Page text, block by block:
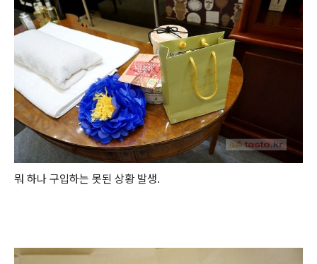
뭐 하나 구입하는 못된 상황 발생.